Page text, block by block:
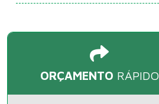
ORÇAMENTO RÁPIDO